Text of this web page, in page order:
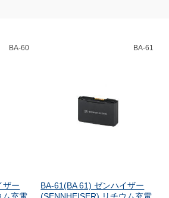
BA-60
ザー
BA-61
BA-61(BA 61) ゼンハイザー